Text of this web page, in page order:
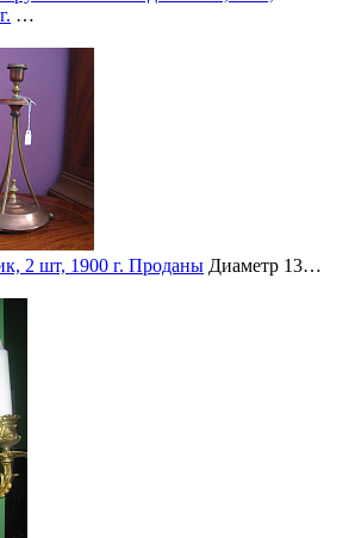
…
2 шт, 1900 г. Проданы Диаметр 13…